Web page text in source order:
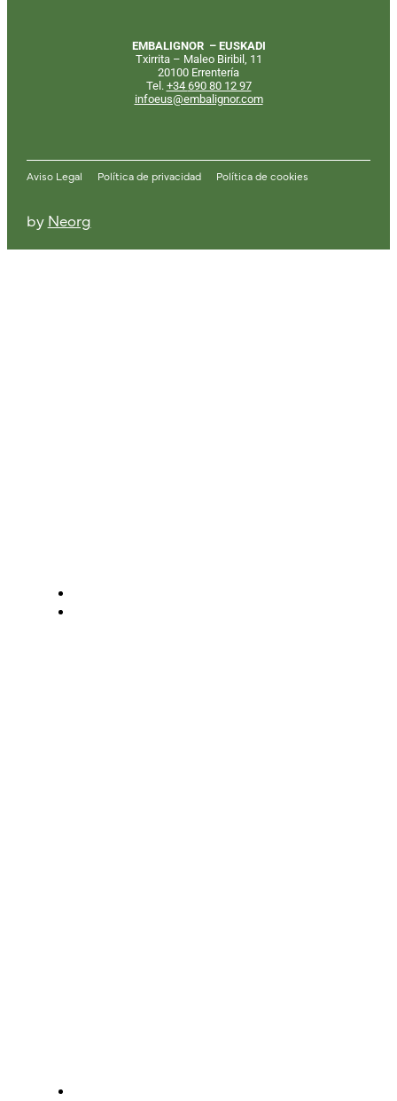
EMBALIGNOR – EUSKADI
Txirrita – Maleo Biribil, 11
20100 Errentería
Tel. +34 690 80 12 97
infoeus@embalignor.com
Aviso Legal Política de privacidad Política de cookies
by Neorg